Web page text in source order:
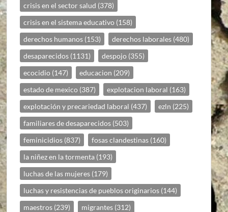
crisis en el sector salud (378)
crisis en el sistema educativo (158)
derechos humanos (153) derechos laborales (480)
desaparecidos (1131) despojo (355)
ecocidio (147) educacion (209)
estado de mexico (387) explotacion laboral (163)
explotación y precariedad laboral (437) ezln (225)
familiares de desaparecidos (503)
feminicidios (837) fosas clandestinas (160)
la niñez en la tormenta (193)
luchas de las mujeres (179)
luchas y resistencias de pueblos originarios (144)
maestros (239) migrantes (312)